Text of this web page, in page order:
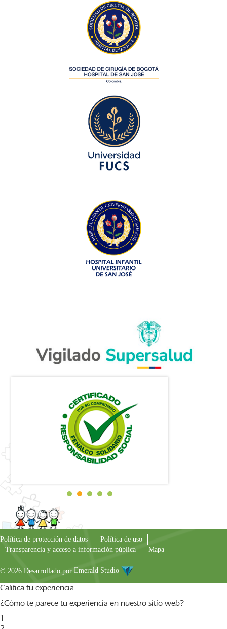
Política de protección de datos
Política de uso
Transparencia y acceso a información pública
Mapa
© 2026 Desarrollado por Emerald Studio
Califica tu experiencia
¿Cómo te parece tu experiencia en nuestro sitio web?
1